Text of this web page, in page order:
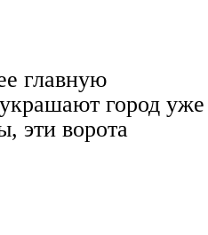
главную
город уже
эти ворота